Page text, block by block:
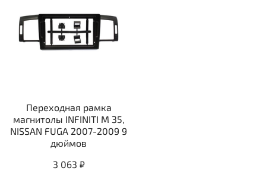
Переходная рамка
магнитолы INFINITI M 35,
NISSAN FUGA 2007-2009 9
дюймов
3 063 ₽